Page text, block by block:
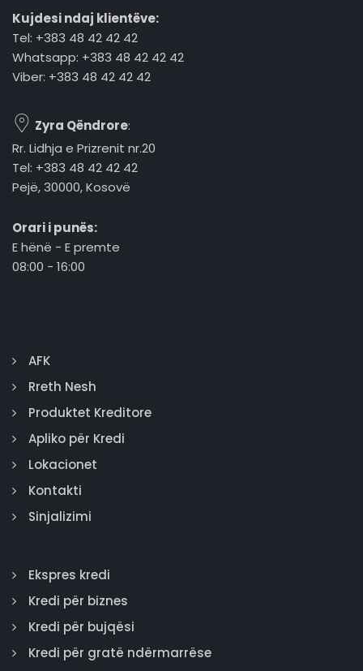
Kujdesi ndaj klientëve:
Tel: +383 48 42 42 42
Whatsapp: +383 48 42 42 42
Viber: +383 48 42 42 42
Zyra Qëndrore:
Rr. Lidhja e Prizrenit nr.20
Tel: +383 48 42 42 42
Pejë, 30000, Kosovë
Orari i punës:
E hënë - E premte
08:00 - 16:00
AFK
Rreth Nesh
Produktet Kreditore
Apliko për Kredi
Lokacionet
Kontakti
Sinjalizimi
Ekspres kredi
Kredi për biznes
Kredi për bujqësi
Kredi për gratë ndërmarrëse